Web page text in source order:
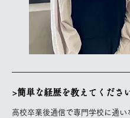
>簡単な経歴を教えてくださ
高校卒業後通信で専門学校に通い